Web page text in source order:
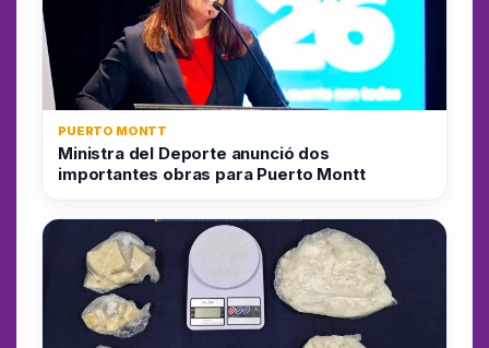
PUERTO MONTT
Ministra del Deporte anunció dos
importantes obras para Puerto Montt